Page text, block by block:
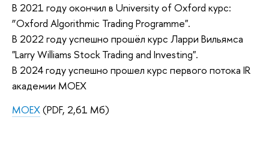
В 2021 году окончил в University of Oxford курс:
”Oxford Algorithmic Trading Programme".
В 2022 году успешно прошёл курс Ларри Вильямса
"Larry Williams Stock Trading and Investing".
В 2024 году успешно прошел курс первого потока IR
академии MOEX
MOEX(PDF, 2,61 Мб)